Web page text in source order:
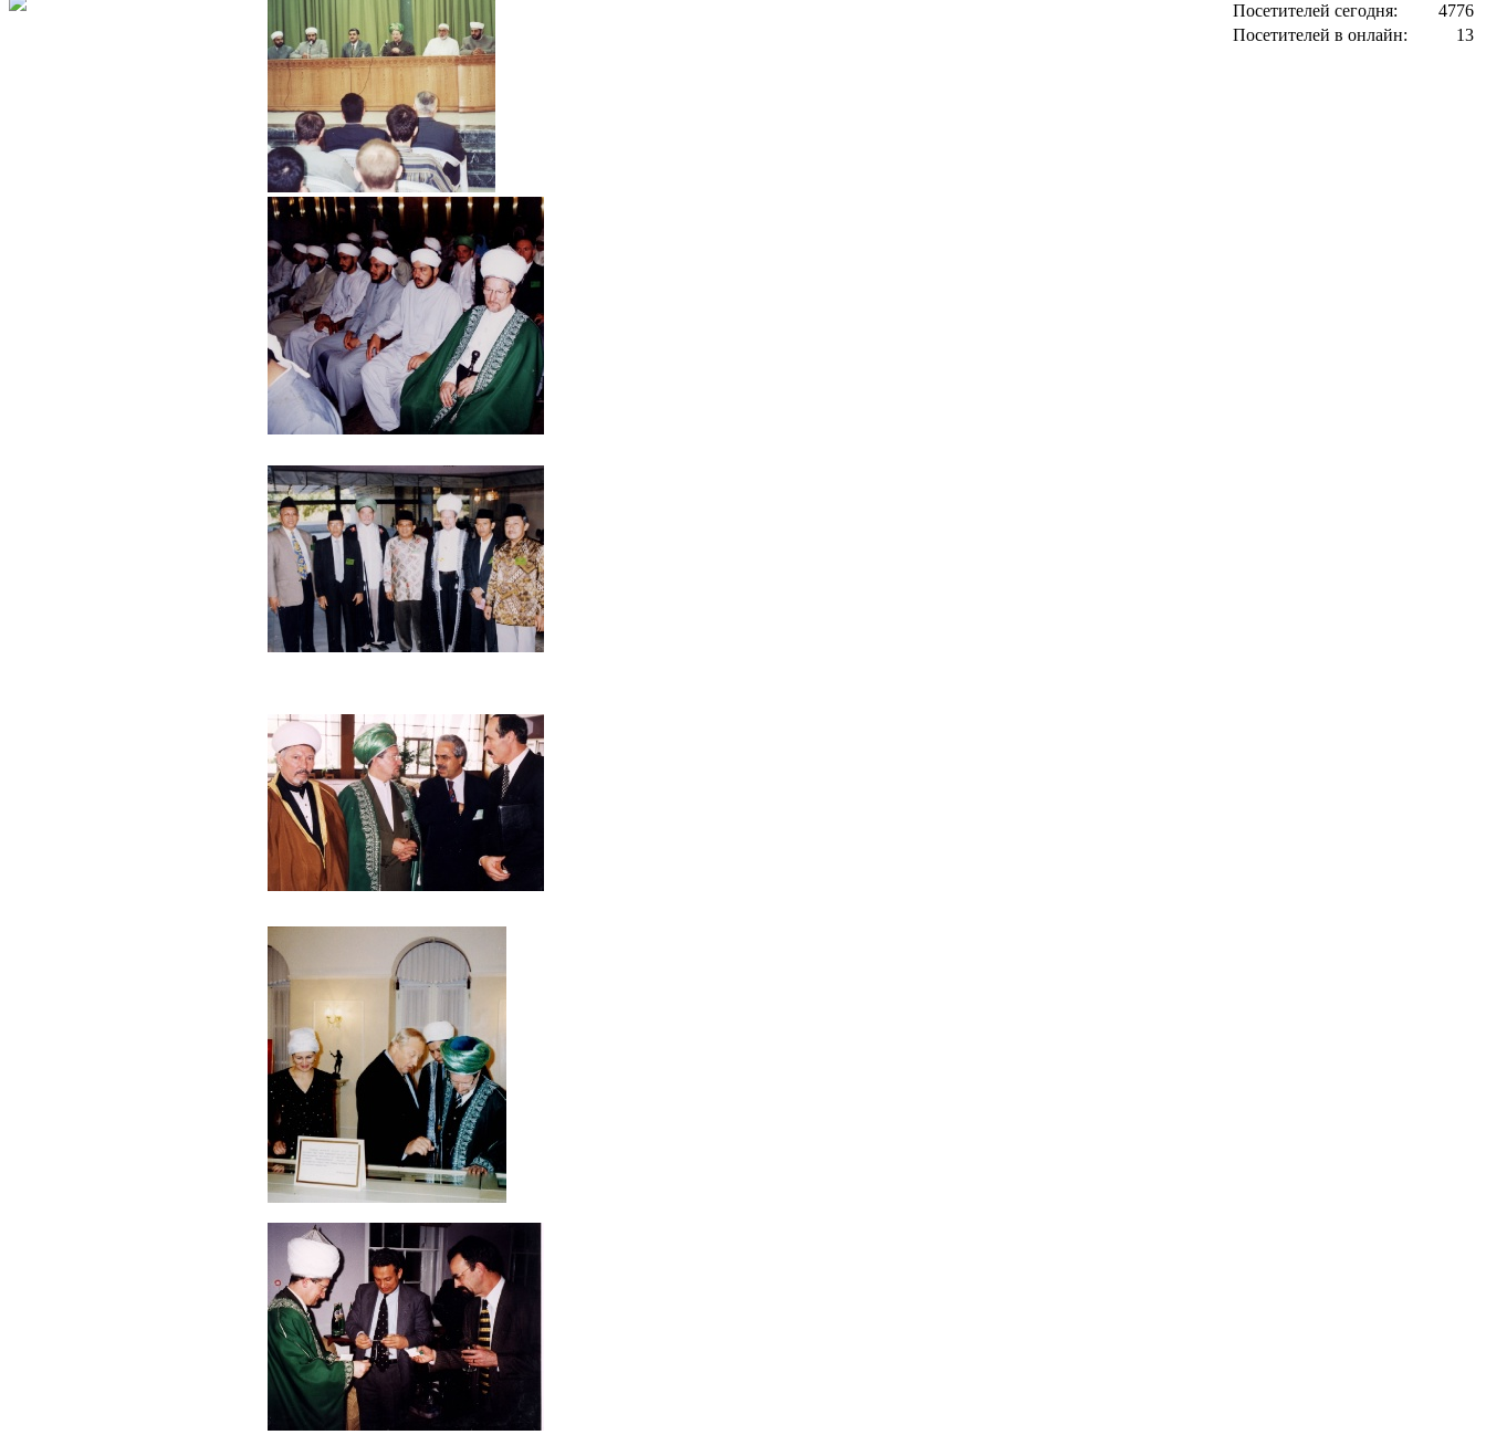
Посетителей сегодня:
4776
Посетителей в онлайн:
13